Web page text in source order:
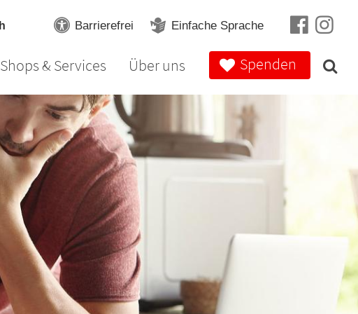
Shops & Services Über uns Spenden
Barrierefrei Einfache Sprache